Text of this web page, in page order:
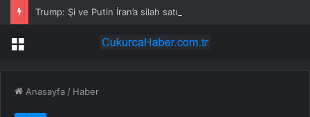
Trump: Şi ve Putin İran’a silah satmayacaklarını söyledi
Menü
Anasayfa / Haber